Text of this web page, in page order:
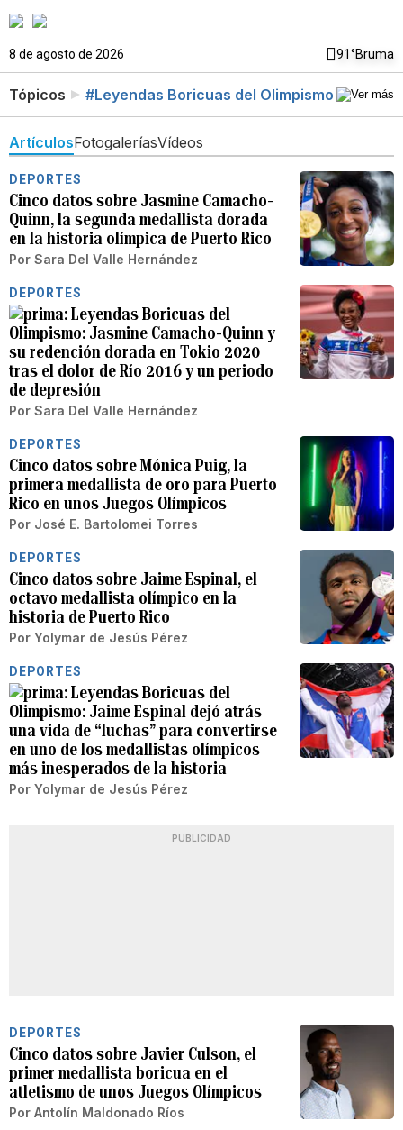
8 de agosto de 2026 91°Bruma
Tópicos #Leyendas Boricuas del Olimpismo
ArtículosFotogaleríasVídeos
DEPORTES
Cinco datos sobre Jasmine Camacho-
Quinn, la segunda medallista dorada
en la historia olímpica de Puerto Rico
Por Sara Del Valle Hernández
DEPORTES
Leyendas Boricuas del
Olimpismo: Jasmine Camacho-Quinn y
su redención dorada en Tokio 2020
tras el dolor de Río 2016 y un periodo
de depresión
Por Sara Del Valle Hernández
DEPORTES
Cinco datos sobre Mónica Puig, la
primera medallista de oro para Puerto
Rico en unos Juegos Olímpicos
Por José E. Bartolomei Torres
DEPORTES
Cinco datos sobre Jaime Espinal, el
octavo medallista olímpico en la
historia de Puerto Rico
Por Yolymar de Jesús Pérez
DEPORTES
Leyendas Boricuas del
Olimpismo: Jaime Espinal dejó atrás
una vida de “luchas” para convertirse
en uno de los medallistas olímpicos
más inesperados de la historia
Por Yolymar de Jesús Pérez
PUBLICIDAD
DEPORTES
Cinco datos sobre Javier Culson, el
primer medallista boricua en el
atletismo de unos Juegos Olímpicos
Por Antolín Maldonado Ríos